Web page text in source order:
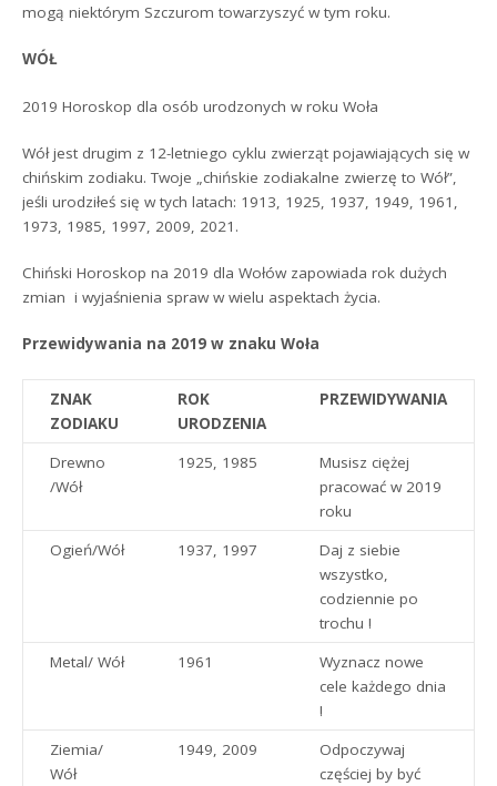
mogą niektórym Szczurom towarzyszyć w tym roku.
WÓŁ
2019 Horoskop dla osób urodzonych w roku Woła
Wół jest drugim z 12-letniego cyklu zwierząt pojawiających się w
chińskim zodiaku. Twoje „chińskie zodiakalne zwierzę to Wół”,
jeśli urodziłeś się w tych latach: 1913, 1925, 1937, 1949, 1961,
1973, 1985, 1997, 2009, 2021.
Chiński Horoskop na 2019 dla Wołów zapowiada rok dużych
zmian i wyjaśnienia spraw w wielu aspektach życia.
Przewidywania na 2019 w znaku Woła
ZNAK
ZODIAKU
ROK
URODZENIA
PRZEWIDYWANIA
Drewno
/Wół
1925, 1985
Musisz ciężej
pracować w 2019
roku
Ogień/Wół
1937, 1997
Daj z siebie
wszystko,
codziennie po
trochu !
Metal/ Wół
1961
Wyznacz nowe
cele każdego dnia
!
Ziemia/
Wół
1949, 2009
Odpoczywaj
częściej by być